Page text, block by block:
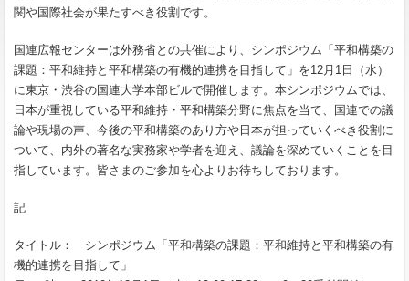
関や国際社会が果たすべき役割です。
国連広報センターは外務省との共催により、シンポジウム「平和構築の
課題：平和維持と平和構築の有機的連携を目指して」を12月1日（水）
に東京・渋谷の国連大学本部ビルで開催します。本シンポジウムでは、
日本が重視している平和維持・平和構築分野に焦点を当て、国連での議
論や現場の声、今後の平和構築のあり方や日本が担っていくべき役割に
ついて、内外の著名な実務家や学者を迎え、議論を深めていくことを目
指しています。皆さまのご参加を心よりお待ちしております。
記
タイトル： シンポジウム「平和構築の課題：平和維持と平和構築の有
機的連携を目指して」